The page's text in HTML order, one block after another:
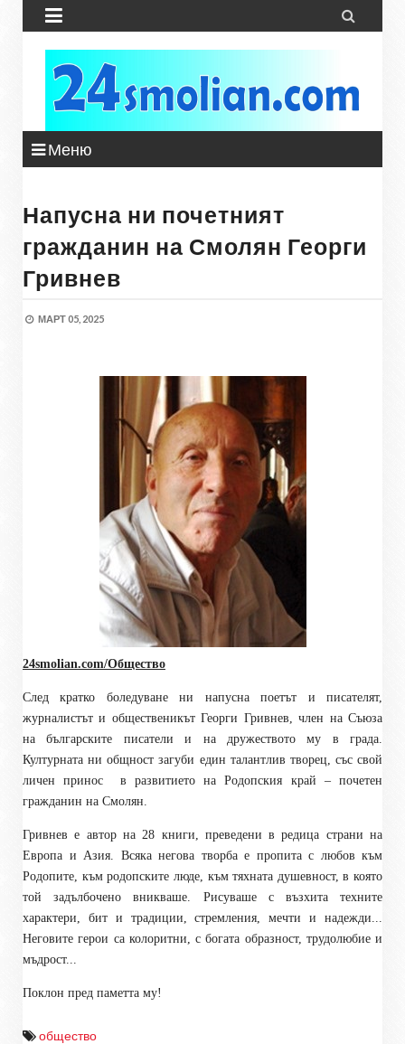
 
Меню
Напусна ни почетният
гражданин на Смолян Георги
Гривнев
МАРТ 05, 2025
24smolian.com/Общество
След кратко боледуване ни напусна поетът и писателят,
журналистът и общественикът Георги Гривнев, член на Съюза
на българските писатели и на дружеството му в града.
Културната ни общност загуби един талантлив творец, със свой
личен принос в развитието на Родопския край – почетен
гражданин на Смолян.
Гривнев е автор на 28 книги, преведени в редица страни на
Европа и Азия. Всяка негова творба е пропита с любов към
Родопите, към родопските люде, към тяхната душевност, в която
той задълбочено вникваше. Рисуваше с възхита техните
характери, бит и традиции, стремления, мечти и надежди...
Неговите герои са колоритни, с богата образност, трудолюбие и
мъдрост...
Поклон пред паметта му!
общество